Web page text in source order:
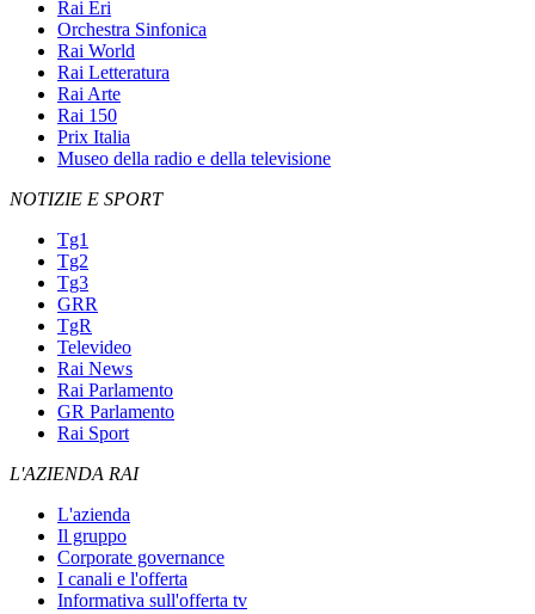
Rai Eri
Orchestra Sinfonica
Rai World
Rai Letteratura
Rai Arte
Rai 150
Prix Italia
Museo della radio e della televisione
NOTIZIE E SPORT
Tg1
Tg2
Tg3
GRR
TgR
Televideo
Rai News
Rai Parlamento
GR Parlamento
Rai Sport
L'AZIENDA RAI
L'azienda
Il gruppo
Corporate governance
I canali e l'offerta
Informativa sull'offerta tv